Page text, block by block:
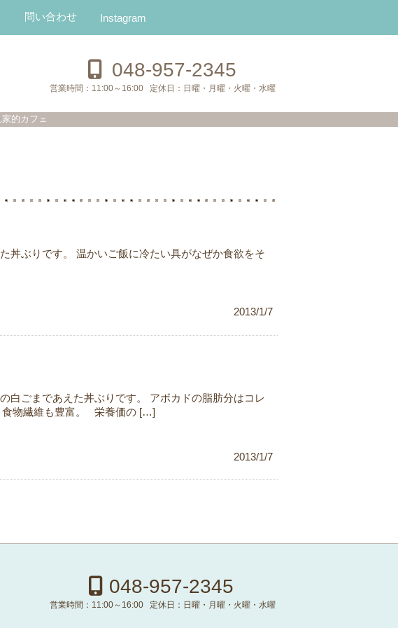
048-957-2345
営業時間： 11:00～16:00 定休日： 日曜・月曜・火曜・水曜
的カフェ
問い合わせ Instagram
ぶりです。 温かいご飯に冷たい具がなぜか食欲をそ
2013/1/7
ごまであえた丼ぶりです。 アボカドの脂肪分はコレ
食物繊維も豊富。 栄養価の […]
2013/1/7
048-957-2345
営業時間： 11:00～16:00 定休日： 日曜・月曜・火曜・水曜